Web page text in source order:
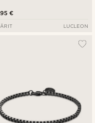
€
LUCLEON